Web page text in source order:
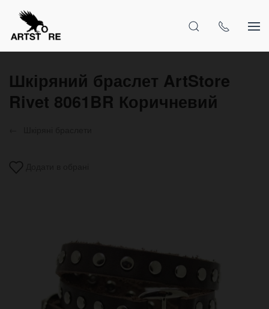
Шкіряний браслет ArtStore
Rivet 8061BR Коричневий